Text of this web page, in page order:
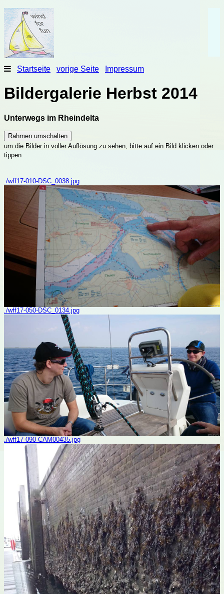
Startseite
vorige
Seite
Startseite vorige Seite Impressum
Bildergalerie Herbst 2014
Unterwegs im Rheindelta
Rahmen umschalten
um die Bilder in voller Auflösung zu sehen, bitte auf ein Bild klicken oder
tippen
./wff17-010-DSC_0038.jpg
./wff17-050-DSC_0134.jpg
./wff17-090-CAM00435.jpg